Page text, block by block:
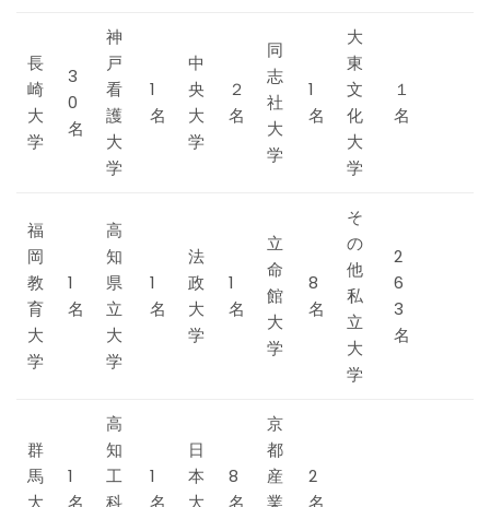
長
崎
大
学
3
0
名
神
戸
看
護
大
学
1
名
中
央
大
学
２
名
同
志
社
大
学
1
名
大
東
文
化
大
学
１
名
福
岡
教
育
大
学
1
名
高
知
県
立
大
学
1
名
法
政
大
学
1
名
立
命
館
大
学
8
名
そ
の
他
私
立
大
学
2
6
3
名
群
馬
大
1
名
高
知
工
科
1
名
日
本
大
8
名
京
都
産
業
2
名